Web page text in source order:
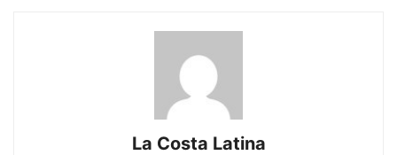
La Costa Latina